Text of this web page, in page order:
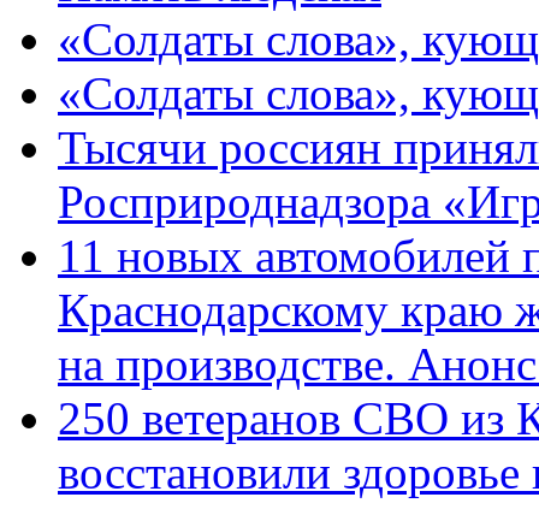
«Солдаты слова»,
«Солдаты слова»,
Тысячи россиян
Росприроднадзора
11 новых автомобилей
Краснодарскому краю
на производстве.
250 ветеранов СВО из
восстановили